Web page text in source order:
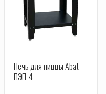
Печь для пиццы Abat
ПЭП-4